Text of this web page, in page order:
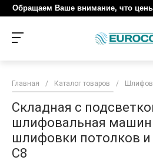
Обращаем Ваше внимание, что цены
Главная / Каталог товаров /
Складная с
шлифовальная
шлифовки потолков и
С8